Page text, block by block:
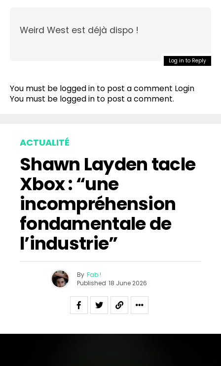
Weird West est déjà dispo !
Log in to Reply
You must be logged in to post a comment Login
You must be logged in to post a comment.
ACTUALITÉ
Shawn Layden tacle
Xbox : “une
incompréhension
fondamentale de
l’industrie”
By Fab !
Published 18 June 2026
Pinterest
Whatsapp